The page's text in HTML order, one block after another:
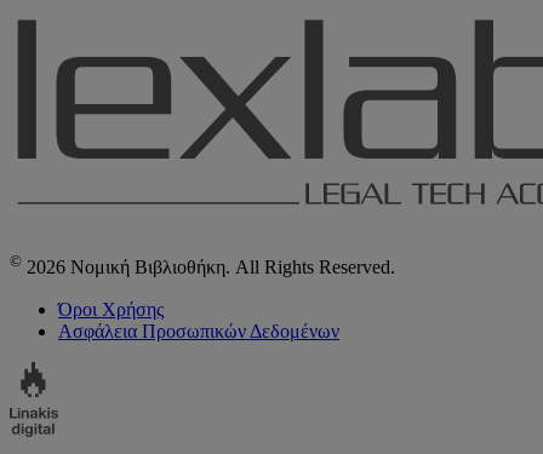
© 2026 Νομική Βιβλιοθήκη. All Rights Reserved.
Όροι Χρήσης
Ασφάλεια Προσωπικών Δεδομένων